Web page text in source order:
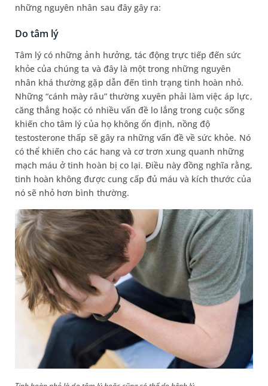
những nguyên nhân sau đây gây ra:
Do tâm lý
Tâm lý có những ảnh hưởng, tác động trực tiếp đến sức
khỏe của chúng ta và đây là một trong những nguyên
nhân khá thường gặp dẫn đến tình trạng tinh hoàn nhỏ.
Những “cánh mày râu” thường xuyên phải làm việc áp lực,
căng thẳng hoặc có nhiều vấn đề lo lắng trong cuộc sống
khiến cho tâm lý của họ không ổn định, nồng độ
testosterone thấp sẽ gây ra những vấn đề về sức khỏe. Nó
có thể khiến cho các hang và cơ trơn xung quanh những
mạch máu ở tinh hoàn bị co lại. Điều này đồng nghĩa rằng,
tinh hoàn không được cung cấp đủ máu và kích thước của
nó sẽ nhỏ hơn bình thường.